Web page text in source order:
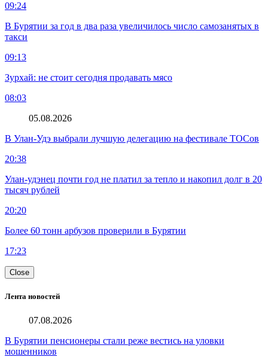
09:24
В Бурятии за год в два раза увеличилось число самозанятых в
такси
09:13
Зурхай: не стоит сегодня продавать мясо
08:03
05.08.2026
В Улан-Удэ выбрали лучшую делегацию на фестивале ТОСов
20:38
Улан-удэнец почти год не платил за тепло и накопил долг в 20
тысяч рублей
20:20
Более 60 тонн арбузов проверили в Бурятии
17:23
Close
Лента новостей
07.08.2026
В Бурятии пенсионеры стали реже вестись на уловки
мошенников